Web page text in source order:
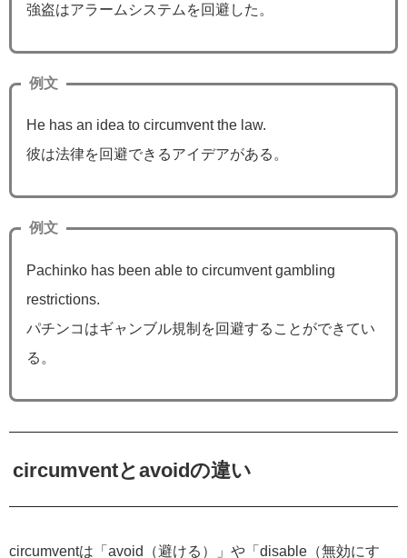
強盗はアラームシステムを回避した。
例文
He has an idea to circumvent the law.
彼は法律を回避できるアイデアがある。
例文
Pachinko has been able to circumvent gambling
restrictions.
パチンコはギャンブル規制を回避することができてい
る。
circumventとavoidの違い
circumventは「avoid（避ける）」や「disable（無効にす